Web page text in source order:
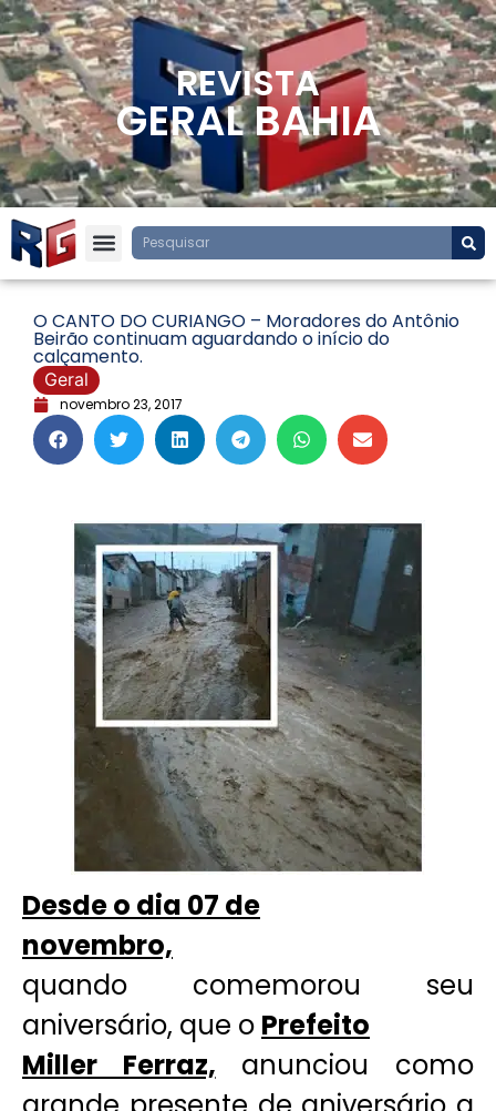
REVISTA
GERAL BAHIA
O CANTO DO CURIANGO – Moradores do Antônio
Beirão continuam aguardando o início do
calçamento.
Geral
novembro 23, 2017
Desde o dia 07 de
novembro,
quando comemorou seu
aniversário, que o Prefeito
Miller Ferraz, anunciou como